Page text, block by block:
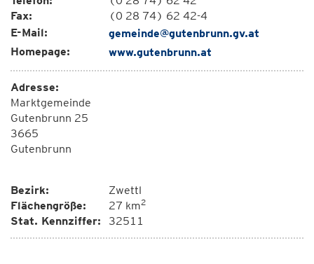
Fax:
(0 28 74) 62 42-4
E-Mail:
gemeinde@gutenbrunn.gv.at
Homepage:
www.gutenbrunn.at
Adresse:
Marktgemeinde
Gutenbrunn 25
3665
Gutenbrunn
Bezirk:
Zwettl
Flächengröße:
27 km2
Stat. Kennziffer: 32511